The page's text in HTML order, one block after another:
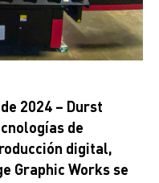
2024 – Durst
de
digital,
Graphic Works se